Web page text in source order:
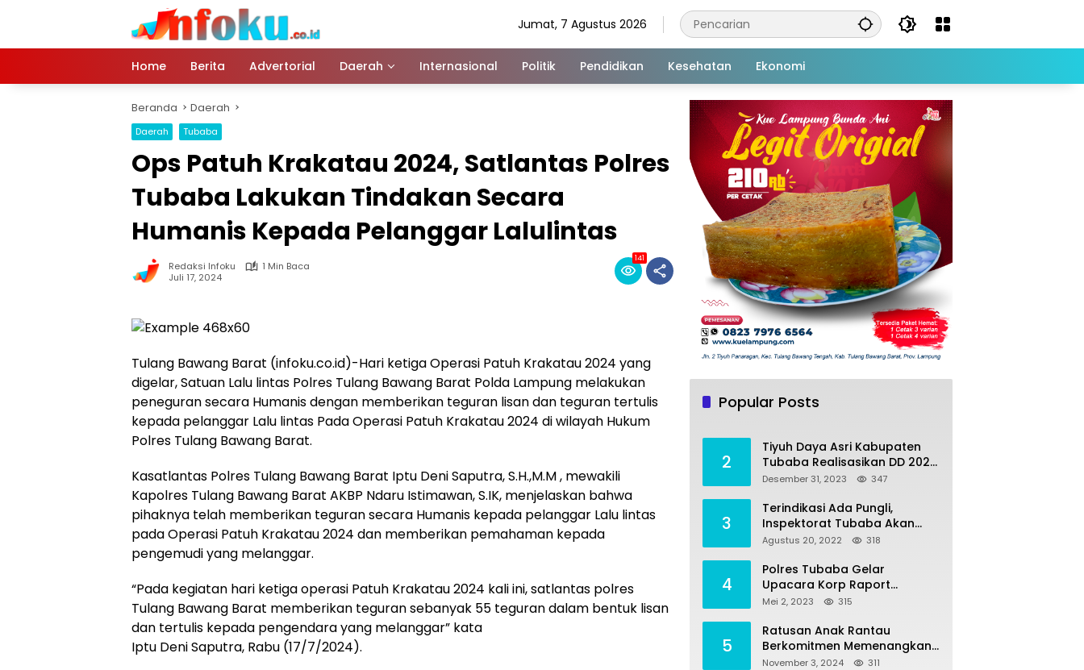
Jumat, 7 Agustus 2026
Home Berita Advertorial Daerah Internasional Politik Pendidikan Kesehatan Ekonomi
Beranda Daerah
Daerah Tubaba
Ops Patuh Krakatau 2024, Satlantas Polres
Tubaba Lakukan Tindakan Secara
Humanis Kepada Pelanggar Lalulintas
Redaksi Infoku
1 Min Baca
Juli 17, 2024
141
Tulang Bawang Barat (infoku.co.id)-Hari ketiga Operasi Patuh Krakatau 2024 yang
digelar, Satuan Lalu lintas Polres Tulang Bawang Barat Polda Lampung melakukan
peneguran secara Humanis dengan memberikan teguran lisan dan teguran tertulis
kepada pelanggar Lalu lintas Pada Operasi Patuh Krakatau 2024 di wilayah Hukum
Polres Tulang Bawang Barat.
Kasatlantas Polres Tulang Bawang Barat Iptu Deni Saputra, S.H.,M.M , mewakili
Kapolres Tulang Bawang Barat AKBP Ndaru Istimawan, S.IK, menjelaskan bahwa
pihaknya telah memberikan teguran secara Humanis kepada pelanggar Lalu lintas
pada Operasi Patuh Krakatau 2024 dan memberikan pemahaman kepada
pengemudi yang melanggar.
“Pada kegiatan hari ketiga operasi Patuh Krakatau 2024 kali ini, satlantas polres
Tulang Bawang Barat memberikan teguran sebanyak 55 teguran dalam bentuk lisan
dan tertulis kepada pengendara yang melanggar” kata
Iptu Deni Saputra, Rabu (17/7/2024).
Popular Posts
tahun 2022 Untuk sejumlah
Juli 4, 2022
2
Tiyuh Daya Asri Kabupaten
Tubaba Realisasikan DD 2023
Untuk Sejumlah Program
Desember 31, 2023 347
3
Terindikasi Ada Pungli,
Inspektorat Tubaba Akan
Panggil Kepala SDN 7
Agustus 20, 2022 318
4
Polres Tubaba Gelar
Upacara Korp Raport
Kenaikan Pangkat
Effendi
Mei 2, 2023 315
5
Ratusan Anak Rantau
Berkomitmen Memenangkan
Pasangan NONA di Pilkada
November 3, 2024 311